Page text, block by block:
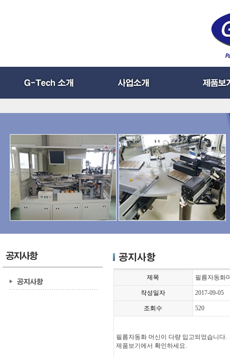
제목 필름자동화
작성일자 2017-09-05
조회수 520
필름자동화 머신이 다량 입고되었습니다.
제품보기에서 확인하세요.